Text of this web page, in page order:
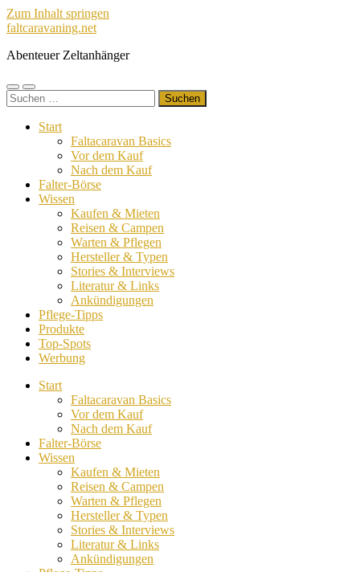
Zum Inhalt springen
faltcaravaning.net
Abenteuer Zeltanhänger
Mobile-
Menü
Suchfeld
ein-/ausblenden
Suchen
nach:
Start
Faltacaravan Basics
Vor dem Kauf
Nach dem Kauf
Falter-Börse
Wissen
Kaufen & Mieten
Reisen & Campen
Warten & Pflegen
Hersteller & Typen
Stories & Interviews
Literatur & Links
Ankündigungen
Pflege-Tipps
Produkte
Top-Spots
Werbung
Start
Faltacaravan Basics
Vor dem Kauf
Nach dem Kauf
Falter-Börse
Wissen
Kaufen & Mieten
Reisen & Campen
Warten & Pflegen
Hersteller & Typen
Stories & Interviews
Literatur & Links
Ankündigungen